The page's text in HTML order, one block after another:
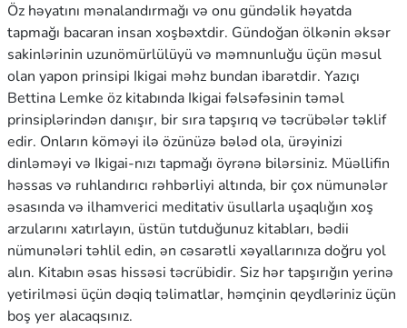
Öz həyatını mənalandırmağı və onu gündəlik həyatda
tapmağı bacaran insan xoşbəxtdir. Gündoğan ölkənin əksər
sakinlərinin uzunömürlülüyü və məmnunluğu üçün məsul
olan yapon prinsipi Ikigai məhz bundan ibarətdir. Yazıçı
Bettina Lemke öz kitabında Ikigai fəlsəfəsinin təməl
prinsiplərindən danışır, bir sıra tapşırıq və təcrübələr təklif
edir. Onların köməyi ilə özünüzə bələd ola, ürəyinizi
dinləməyi və Ikigai-nızı tapmağı öyrənə bilərsiniz. Müəllifin
həssas və ruhlandırıcı rəhbərliyi altında, bir çox nümunələr
əsasında və ilhamverici meditativ üsullarla uşaqlığın xoş
arzularını xatırlayın, üstün tutduğunuz kitabları, bədii
nümunələri təhlil edin, ən cəsarətli xəyallarınıza doğru yol
alın. Kitabın əsas hissəsi təcrübidir. Siz hər tapşırığın yerinə
yetirilməsi üçün dəqiq təlimatlar, həmçinin qeydləriniz üçün
boş yer alacaqsınız.